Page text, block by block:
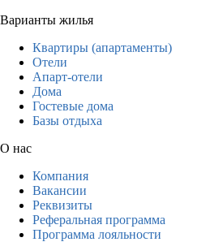
Варианты жилья
Квартиры (апартаменты)
Отели
Апарт-отели
Дома
Гостевые дома
Базы отдыха
О нас
Компания
Вакансии
Реквизиты
Реферальная программа
Программа лояльности